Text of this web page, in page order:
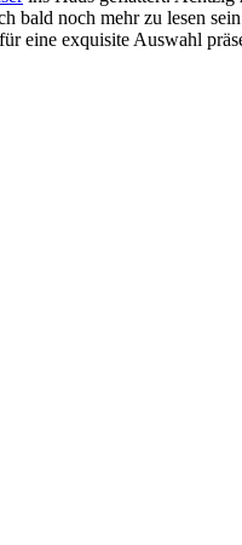
bald noch mehr zu lesen
eine exquisite Auswahl